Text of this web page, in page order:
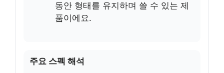
동안 형태를 유지하며 쓸 수 있는 제
품이에요.
주요 스펙 해석